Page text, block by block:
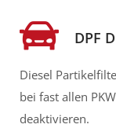
DPF
Diesel
bei fast allen
deaktivieren.